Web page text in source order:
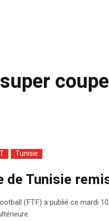
super
Tunisie
de Tunisie
(FTF) a publié ce mardi